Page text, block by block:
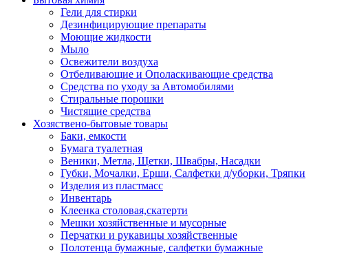
Гели для стирки
Дезинфицирующие препараты
Моющие жидкости
Мыло
Освежители воздуха
Отбеливающие и Ополаскивающие средства
Средства по уходу за Автомобилями
Стиральные порошки
Чистящие средства
Хозяствено-бытовые товары
Баки, емкости
Бумага туалетная
Веники, Метла, Щетки, Швабры, Насадки
Губки, Мочалки, Ерши, Салфетки д/уборки, Тряпки
Изделия из пластмасс
Инвентарь
Клеенка столовая,скатерти
Мешки хозяйственные и мусорные
Перчатки и рукавицы хозяйственные
Полотенца бумажные, салфетки бумажные